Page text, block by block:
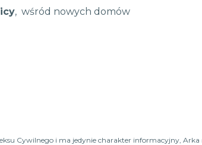
, wśród nowych domów
Cywilnego i ma jedynie charakter informacyjny,